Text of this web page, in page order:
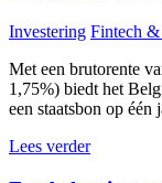
Investering Fintech
Met een brutorente
1,75%) biedt het
een staatsbon op één
Lees verder